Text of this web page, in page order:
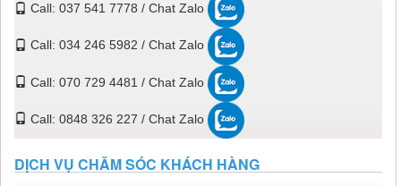
Call: 037 541 7778 / Chat Zalo
Call: 034 246 5982 / Chat Zalo
Call: 070 729 4481 / Chat Zalo
Call: 0848 326 227 / Chat Zalo
DỊCH VỤ CHĂM SÓC KHÁCH HÀNG